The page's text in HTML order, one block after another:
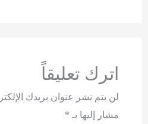
اترك تعليقاً
لن يتم نشر عنوان بريدك
مشار إليها بـ *